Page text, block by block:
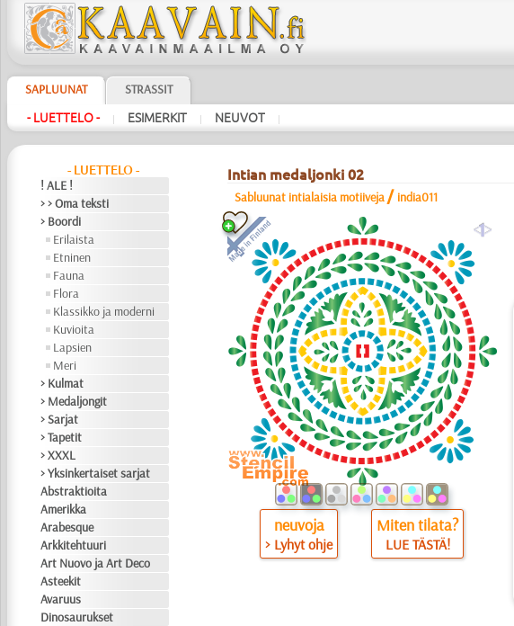
SAPLUUNAT STRASSIT
- LUETTELO - | ESIMERKIT | NEUVOT |
- LUETTELO -
! ALE !
> > Oma teksti
> Boordi
Erilaista
Etninen
Fauna
Flora
Klassikko ja moderni
Kuvioita
Lapsien
Meri
> Kulmat
> Medaljongit
> Sarjat
> Tapetit
> XXXL
> Yksinkertaiset sarjat
Abstraktioita
Amerikka
Arabesque
Arkkitehtuuri
Art Nuovo ja Art Deco
Asteekit
Avaruus
Dinosaurukset
Intian medaljonki 02
Sabluunat intialaisia motiiveja / india011
a
neuvoja
> Lyhyt ohje
Miten tilata?
LUE TÄSTÄ!